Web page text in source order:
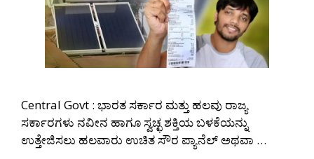
Central Govt : ಭಾರತ ಸರ್ಕಾರ ಮತ್ತು ಹಲವು ರಾಜ್ಯ
ಸರ್ಕಾರಗಳು ನವೀನ ಹಾಗೂ ಸ್ವಚ್ಛ ಶಕ್ತಿಯ ಬಳಕೆಯನ್ನು
ಉತ್ತೇಜಿಸಲು ಹಲವಾರು ಉಚಿತ ಸೌರ ಪ್ಯಾನೆಲ್ ಅಥವಾ …